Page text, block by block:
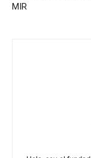
MIR